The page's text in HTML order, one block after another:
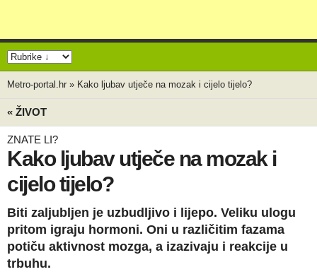
Metro-portal.hr » Kako ljubav utječe na mozak i cijelo tijelo?
« ŽIVOT
ZNATE LI?
Kako ljubav utječe na mozak i
cijelo tijelo?
Biti zaljubljen je uzbudljivo i lijepo. Veliku ulogu
pritom igraju hormoni. Oni u različitim fazama
potiču aktivnost mozga, a izazivaju i reakcije u
trbuhu.